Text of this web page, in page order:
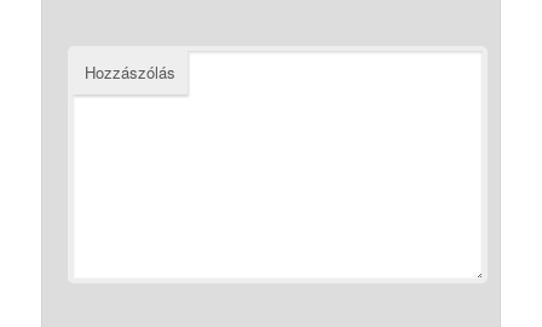
Hozzászólás